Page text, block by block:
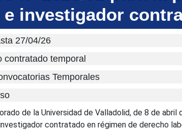
e investigador
27/04/26
contratado temporal
Temporales
de la Universidad de Valladolid, de 8 de
contratado en régimen de derecho